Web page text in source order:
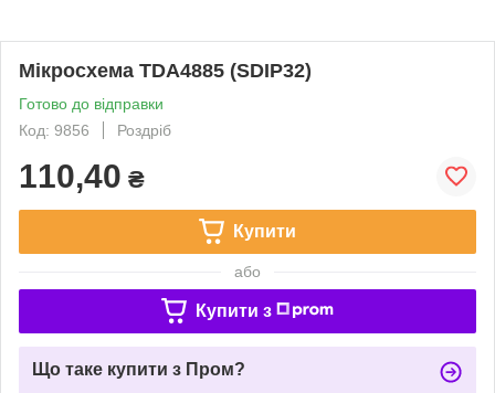
Мікросхема TDA4885 (SDIP32)
Готово до відправки
Код: 9856
Роздріб
110,40 ₴
Купити
або
Купити з
Що таке купити з Пром?